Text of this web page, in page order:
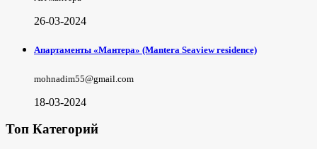
26-03-2024
Апартаменты «Мантера» (Mantera Seaview rеsidence)
mohnadim55@gmail.com
18-03-2024
Топ Категорий